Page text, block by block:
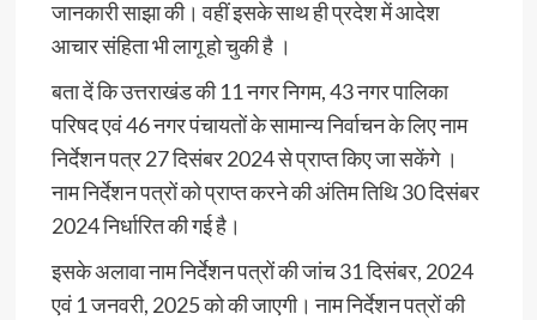
जानकारी साझा की। वहीं इसके साथ ही प्रदेश में आदेश
आचार संहिता भी लागू हो चुकी है ।
बता दें कि उत्तराखंड की 11 नगर निगम, 43 नगर पालिका
परिषद एवं 46 नगर पंचायतों के सामान्य निर्वाचन के लिए नाम
निर्देशन पत्र 27 दिसंबर 2024 से प्राप्त किए जा सकेंगे ।
नाम निर्देशन पत्रों को प्राप्त करने की अंतिम तिथि 30 दिसंबर
2024 निर्धारित की गई है।
इसके अलावा नाम निर्देशन पत्रों की जांच 31 दिसंबर, 2024
एवं 1 जनवरी, 2025 को की जाएगी। नाम निर्देशन पत्रों की